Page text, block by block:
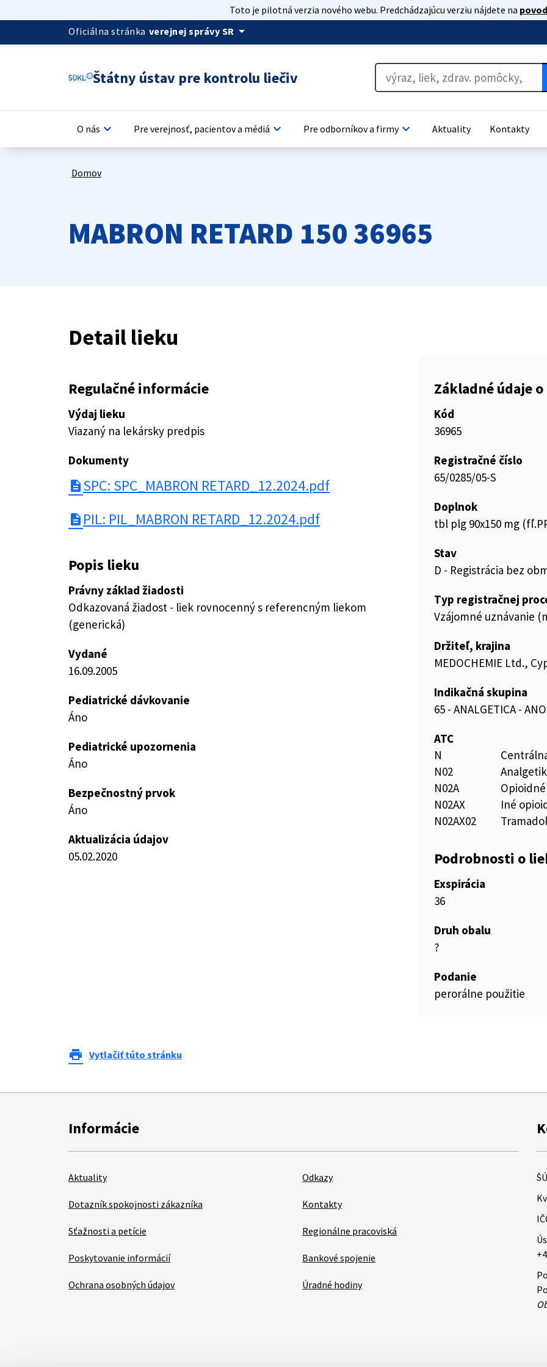
Toto je pilotná verzia nového webu. Predchádzajúcu verziu nájdete na
Oficiálna stránka verejnej správy SR arrow_drop_down
Štátny ústav pre kontrolu liečiv
O nás keyboard_arrow_down Pre verejnosť, pacientov a médiá keyboard_arrow_down Pre odborníkov a firmykeyboard_arrow_down Aktuality Kontakty
Domov
MABRON RETARD 150 36965
Detail lieku
Regulačné informácie
Výdaj lieku
Viazaný na lekársky predpis
Dokumenty
description SPC: SPC_MABRON RETARD_12.2024.pdf
description PIL: PIL_MABRON RETARD_12.2024.pdf
Popis lieku
Právny základ žiadosti
Odkazovaná žiadost - liek rovnocenný s referencným liekom
(generická)
Vydané
16.09.2005
Pediatrické dávkovanie
Áno
Pediatrické upozornenia
Áno
Bezpečnostný prvok
Áno
Aktualizácia údajov
05.02.2020
Základné údaje
Kód
36965
Registračné číslo
65/0285/05-S
Doplnok
tbl plg 90x150 mg
Stav
D - Registrácia bez
Typ registračnej
Vzájomné uznávanie
Držiteľ, krajina
MEDOCHEMIE Ltd.,
Indikačná skupina
65 - ANALGETICA -
ATC
N
N02
N02A
N02AX
Iné
N02AX02
Tramadol
Podrobnosti o
Exspirácia
36
Druh obalu
?
Podanie
perorálne použitie
print Vytlačiť túto stránku
Informácie
Aktuality
Dotazník spokojnosti zákazníka
Sťažnosti a petície
Poskytovanie informácií
Ochrana osobných údajov
Odkazy
Kontakty
Regionálne pracoviská
Bankové spojenie
Úradné hodiny